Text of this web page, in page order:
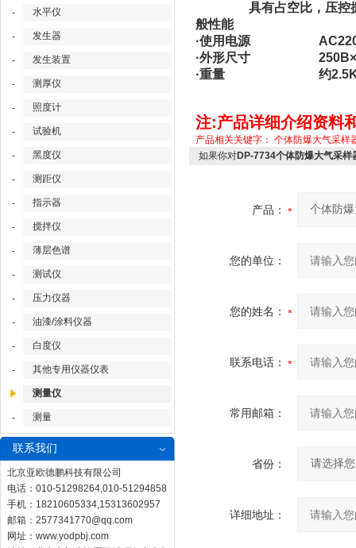
- 水平仪
- 发生器
- 发生装置
- 测厚仪
- 照度计
- 试验机
- 黑度仪
- 测距仪
- 指示器
- 搅拌仪
- 薄层色谱
- 测试仪
- 压力仪器
- 油漆/涂料仪器
- 白度仪
- 其他专用仪器仪表
测量仪
- 测量
联系我们
北京亚欧德鹏科技有限公司
电话：010-51298264,010-51294858
手机：18210605334,15313602957
邮箱： 2577341770@qq.com
网址： www.yodpbj.com
具有占空比，压控
般性能
·使用电源
·外形尺寸
·重量
约
注:产品详细介绍资料
产品相关关键字： 个体防爆大气采样
如果你对DP-7734个体防爆大气采样
产品：
您的单位：
您的姓名：
联系电话：
常用邮箱：
省份：
详细地址：